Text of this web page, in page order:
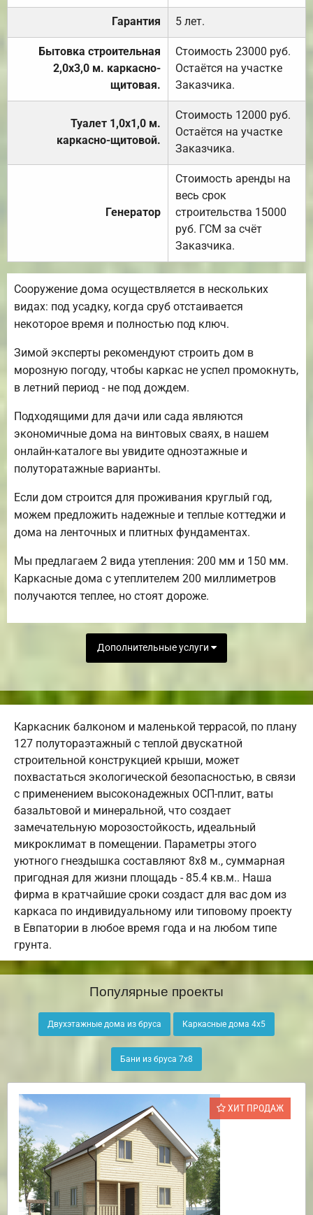
Гарантия 5 лет.
Бытовка строительная
2,0х3,0 м. каркасно-
щитовая.
Стоимость 23000 руб.
Остаётся на участке
Заказчика.
Туалет 1,0х1,0 м.
каркасно-щитовой.
Стоимость 12000 руб.
Остаётся на участке
Заказчика.
Генератор
Стоимость аренды на
весь срок
строительства 15000
руб. ГСМ за счёт
Заказчика.
Сооружение дома осуществляется в нескольких
видах: под усадку, когда сруб отстаивается
некоторое время и полностью под ключ.
Зимой эксперты рекомендуют строить дом в
морозную погоду, чтобы каркас не успел промокнуть,
в летний период - не под дождем.
Подходящими для дачи или сада являются
экономичные дома на винтовых сваях, в нашем
онлайн-каталоге вы увидите одноэтажные и
полуторатажные варианты.
Если дом строится для проживания круглый год,
можем предложить надежные и теплые коттеджи и
дома на ленточных и плитных фундаментах.
Мы предлагаем 2 вида утепления: 200 мм и 150 мм.
Каркасные дома с утеплителем 200 миллиметров
получаются теплее, но стоят дороже.
Дополнительные услуги
Каркасник балконом и маленькой террасой, по плану
127 полутораэтажный с теплой двускатной
строительной конструкцией крыши, может
похвастаться экологической безопасностью, в связи
с применением высоконадежных ОСП-плит, ваты
базальтовой и минеральной, что создает
замечательную морозостойкость, идеальный
микроклимат в помещении. Параметры этого
уютного гнездышка составляют 8х8 м., суммарная
пригодная для жизни площадь - 85.4 кв.м.. Наша
фирма в кратчайшие сроки создаст для вас дом из
каркаса по индивидуальному или типовому проекту
в Евпатории в любое время года и на любом типе
грунта.
Популярные проекты
Двухэтажные дома из бруса Каркасные дома 4х5
Бани из бруса 7х8
ХИТ ПРОДАЖ